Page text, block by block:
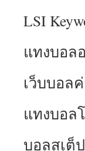
LSI
แทงบอล
เว็บบอล
แทงบอล
บอลสเต็